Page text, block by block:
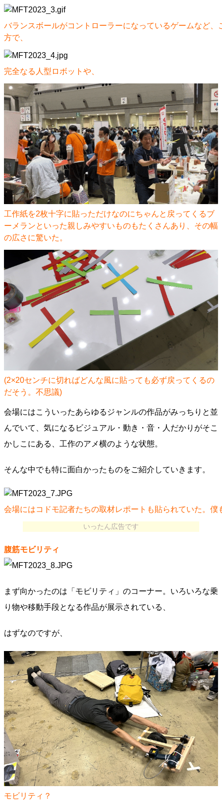
バランスボールがコントローラーになっているゲームなど、
方で、
完全なる人型ロボットや、
工作紙を2枚十字に貼っただけなのにちゃんと戻ってくるブ
ーメランといった親しみやすいものもたくさんあり、その幅
の広さに驚いた。
(2×20センチに切ればどんな風に貼っても必ず戻ってくるの
だそう。不思議)
会場にはこういったあらゆるジャンルの作品がみっちりと並
んでいて、気になるビジュアル・動き・音・人だかりがそこ
かしこにある、工作のアメ横のような状態。
そんな中でも特に面白かったものをご紹介していきます。
会場にはコドモ記者たちの取材レポートも貼られていた。僕
いったん広告です
腹筋モビリティ
まず向かったのは「モビリティ」のコーナー。いろいろな乗
り物や移動手段となる作品が展示されている、
はずなのですが、
モビリティ？